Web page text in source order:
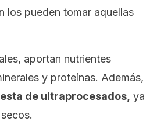
los pueden tomar aquellas
aportan nutrientes
y proteínas. Además,
de ultraprocesados, ya